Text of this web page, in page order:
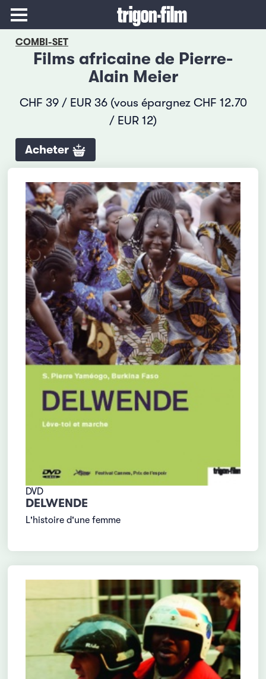
COMBI-SET
Films africaine de Pierre-
Alain Meier
CHF 39 / EUR 36 (vous épargnez CHF 12.70
/ EUR 12)
Acheter
DVD
DELWENDE
L'histoire d'une femme